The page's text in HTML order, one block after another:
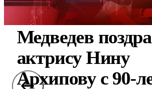
Медведев
актрису Нину
Архипову с 90-